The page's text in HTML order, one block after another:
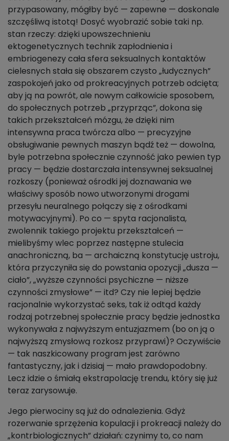
przypasowany, mógłby być — zapewne — doskonale
szczęśliwą istotą! Dosyć wyobrazić sobie taki np.
stan rzeczy: dzięki upowszechnieniu
ektogenetycznych technik zapłodnienia i
embriogenezy cała sfera seksualnych kontaktów
cielesnych stała się obszarem czysto „łudycznych”
zaspokojeń jako od prokreacyjnych potrzeb odcięta;
aby ją na powrót, ale nowym całkowicie sposobem,
do społecznych potrzeb „przyprząc”, dokona się
takich przekształceń mózgu, że dzięki nim
intensywna praca twórcza albo — precyzyjne
obsługiwanie pewnych maszyn bądź też — dowolna,
byle potrzebna społecznie czynność jako pewien typ
pracy — będzie dostarczała intensywnej seksualnej
rozkoszy (ponieważ ośrodki jej doznawania we
właściwy sposób nowo utworzonymi drogami
przesyłu neuralnego połączy się z ośrodkami
motywacyjnymi). Po co — spyta racjonalista,
zwolennik takiego projektu przekształceń —
mielibyśmy wlec poprzez następne stulecia
anachroniczną, ba — archaiczną konstytucję ustroju,
która przyczyniła się do powstania opozycji „dusza —
ciało”, „wyższe czynności psychiczne — niższe
czynności zmysłowe” — itd? Czy nie lepiej będzie
racjonalnie wykorzystać seks, tak iż odtąd każdy
rodzaj potrzebnej społecznie pracy będzie jednostka
wykonywała z najwyższym entuzjazmem (bo on ją o
najwyższą zmysłową rozkosz przyprawi)? Oczywiście
— tak naszkicowany program jest zarówno
fantastyczny, jak i dzisiaj — mało prawdopodobny.
Lecz idzie o śmiałą ekstrapolację trendu, który się już
teraz zarysowuje.
Jego pierwociny są już do odnalezienia. Gdyż
rozerwanie sprzężenia kopulacji i prokreacji należy do
„kontrbiologicznych” działań: czynimy to, co nam